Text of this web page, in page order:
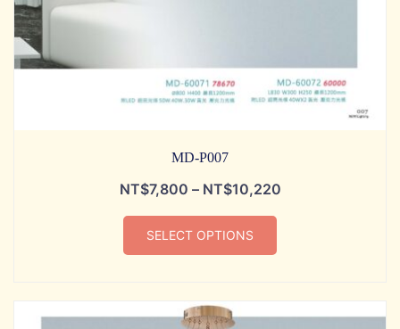
MD-P007
NT$7,800 – NT$10,220
SELECT OPTIONS